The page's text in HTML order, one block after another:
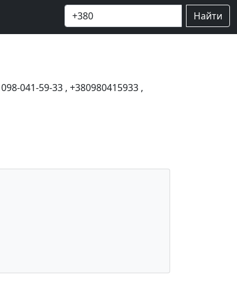
Найти
098-041-59-33 , +380980415933 ,